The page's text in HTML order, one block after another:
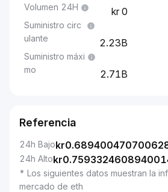
Volumen 24H 0
Suministro circ
ulante
2.23B
Suministro máxi
mo
2.71B
Referencia
24h Bajokr
24h Altokr
* Los siguientes datos muestran la
mercado de eth